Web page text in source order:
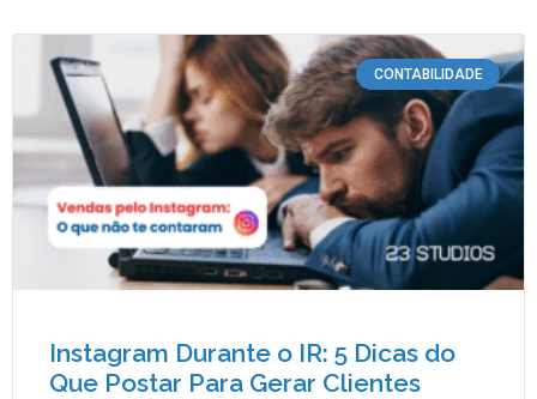
CONTABILIDADE
Instagram Durante o IR: 5 Dicas do
Que Postar Para Gerar Clientes